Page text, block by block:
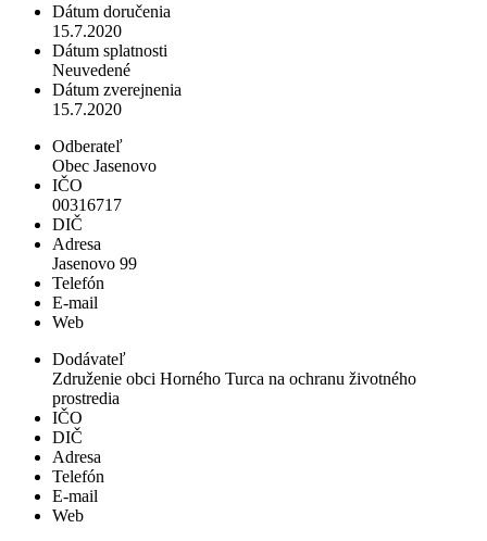
Dátum doručenia
15.7.2020
Dátum splatnosti
Neuvedené
Dátum zverejnenia
15.7.2020
Odberateľ
Obec Jasenovo
IČO
00316717
DIČ
Adresa
Jasenovo 99
Telefón
E-mail
Web
Dodávateľ
Združenie obci Horného Turca na ochranu životného
prostredia
IČO
DIČ
Adresa
Telefón
E-mail
Web